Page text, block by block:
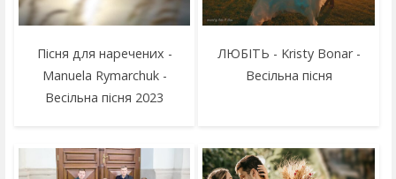
Пісня для наречених -
Manuela Rymarchuk -
Весільна пісня 2023
ЛЮБIТЬ - Kristy Bonar -
Весільна пісня